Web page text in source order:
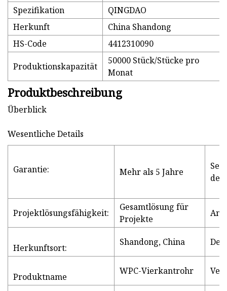
Spezifikation
QINGDAO
Herkunft
China Shandong
HS-Code
4412310090
Produktionskapazität
50000 Stück/Stücke pro
Monat
Produktbeschreibung
Überblick
Wesentliche Details
Garantie: Mehr als 5 Jahre
Projektlösungsfähigkeit:
Gesamtlösung für
Projekte
Herkunftsort:
Shandong, China
Produktname
WPC-Vierkantrohr